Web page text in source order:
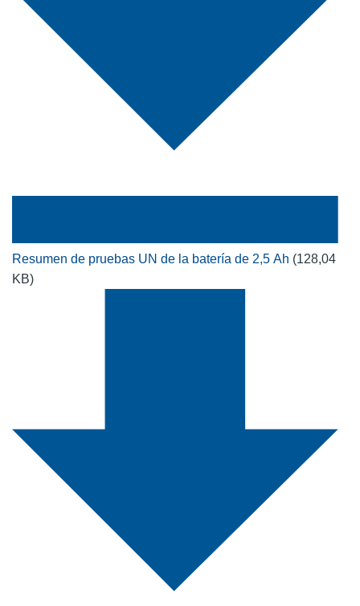
Resumen de pruebas UN de la batería de 2,5 Ah (128,04
KB)